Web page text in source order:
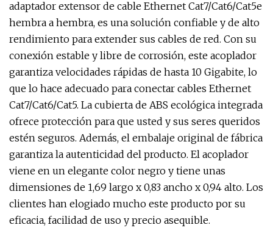
adaptador extensor de cable Ethernet Cat7/Cat6/Cat5e
hembra a hembra, es una solución confiable y de alto
rendimiento para extender sus cables de red. Con su
conexión estable y libre de corrosión, este acoplador
garantiza velocidades rápidas de hasta 10 Gigabite, lo
que lo hace adecuado para conectar cables Ethernet
Cat7/Cat6/Cat5. La cubierta de ABS ecológica integrada
ofrece protección para que usted y sus seres queridos
estén seguros. Además, el embalaje original de fábrica
garantiza la autenticidad del producto. El acoplador
viene en un elegante color negro y tiene unas
dimensiones de 1,69 largo x 0,83 ancho x 0,94 alto. Los
clientes han elogiado mucho este producto por su
eficacia, facilidad de uso y precio asequible.